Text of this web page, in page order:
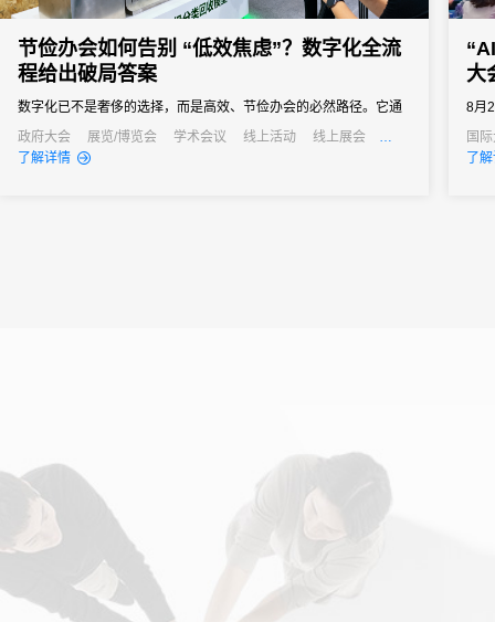
节俭办会如何告别 “低效焦虑”？数字化全流
程给出破局答案
数字化已不是奢侈的选择，而是高效、节俭办会的必然路径。它通
过技术手段打通会议管理的各个环节，用自动化替代人工操作、以
数据化驱动决策、以无纸化践行绿色理念，最终实现成本降低与效
政府大会 展览/博览会 学术会议 线上活动
线上展会
公关活动
招商会
了解详情
大
8月
在
国
线
了